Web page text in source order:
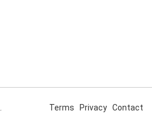
Terms Privacy Contact